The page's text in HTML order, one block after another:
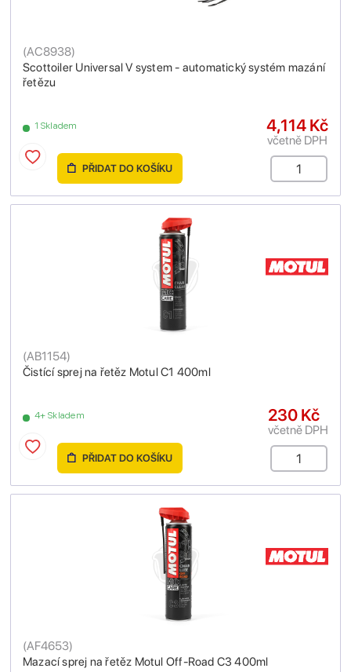
Scottoiler Universal V system - automatický systém mazání
řetězu
(AC8938)
1 Skladem 4,114 Kč
včetně DPH
PŘIDAT DO KOŠÍKU
Čistící sprej na řetěz Motul C1 400ml
(AB1154)
4+ Skladem 230 Kč
včetně DPH
PŘIDAT DO KOŠÍKU
Mazací sprej na řetěz Motul Off-Road C3 400ml
(AF4653)